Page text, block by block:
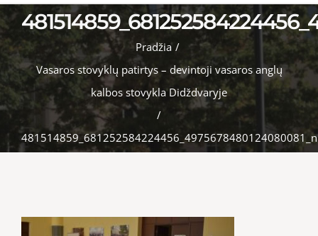
Pradžia /
Vasaros stovyklų patirtys – devintoji vasaros anglų
kalbos stovykla Didždvaryje
/
481514859_681252584224456_4975678480124080081_n